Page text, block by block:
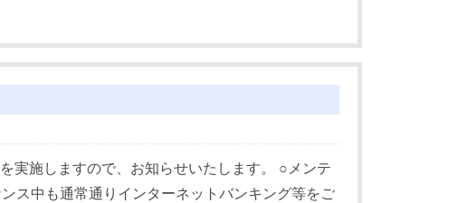
実施しますので、お知らせいたします。 ○メンテ
中も通常通りインターネットバンキング等をご